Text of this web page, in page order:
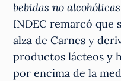
bebidas no alcohólicas
INDEC remarcó que
alza de Carnes y
productos lácteos y
por encima de la